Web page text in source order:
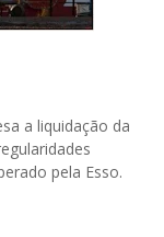
a liquidação da
pela Esso.